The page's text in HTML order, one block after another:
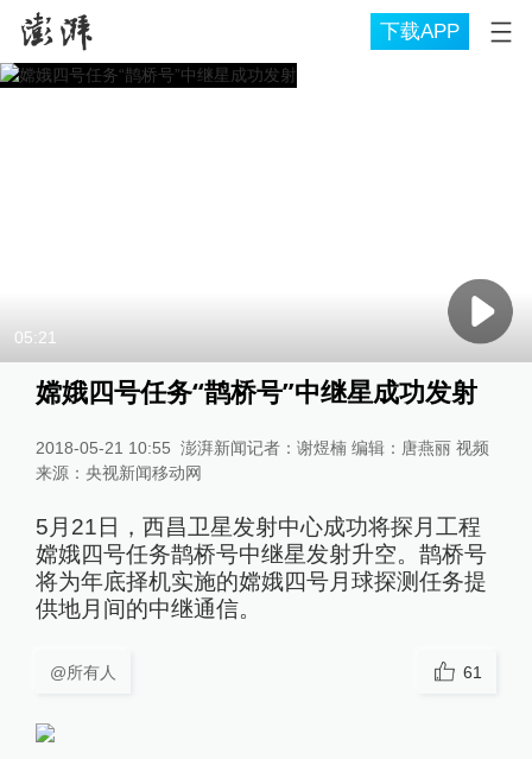
下载APP
05:21
嫦娥四号任务“鹊桥号”中继星成功发射
2018-05-21 10:55 澎湃新闻记者：谢煜楠 编辑：唐燕丽 视频
来源：央视新闻移动网
5月21日，西昌卫星发射中心成功将探月工程
嫦娥四号任务鹊桥号中继星发射升空。鹊桥号
将为年底择机实施的嫦娥四号月球探测任务提
供地月间的中继通信。
@所有人 61